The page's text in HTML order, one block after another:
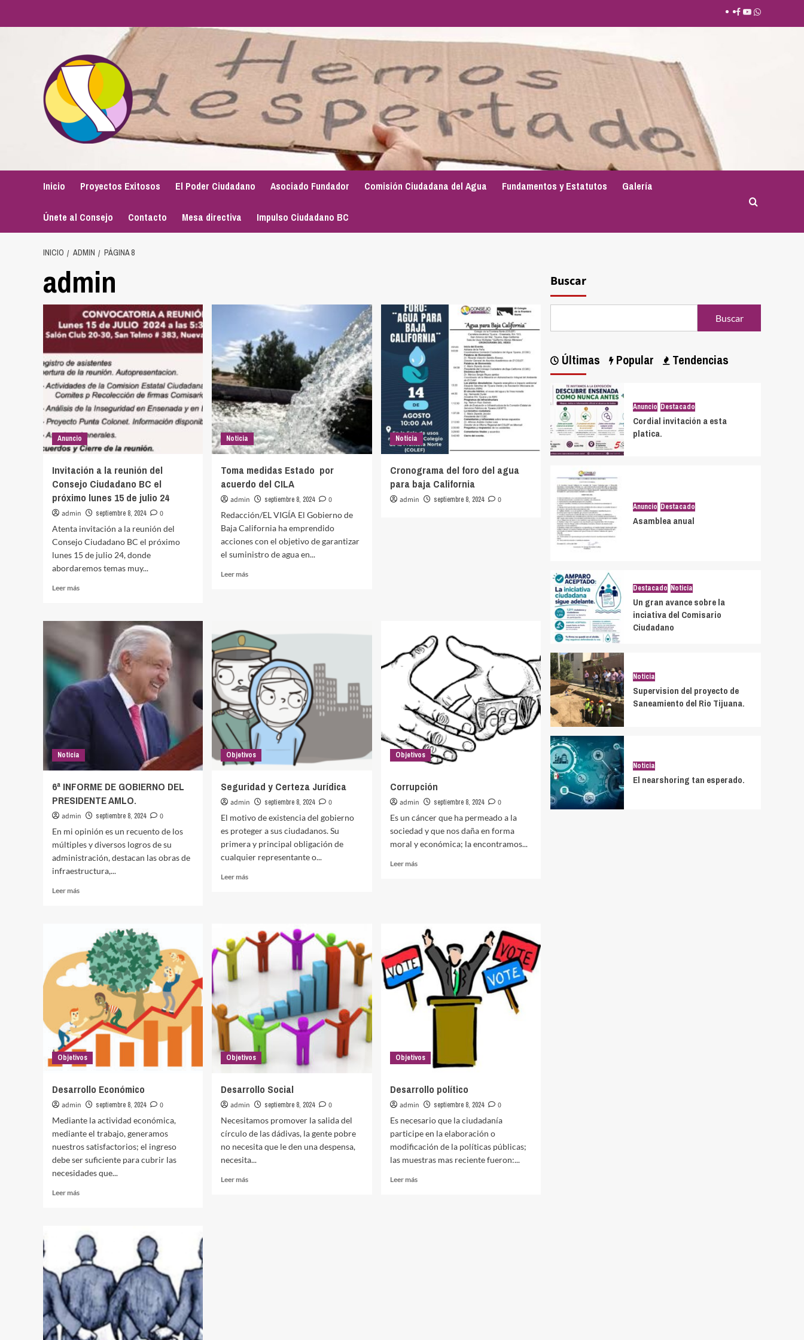
Facebook
Youtube
Whatsapp
Inicio Proyectos Exitosos El Poder Ciudadano Asociado Fundador Comisión Ciudadana del Agua Fundamentos y Estatutos Galería
Únete al Consejo Contacto Mesa directiva Impulso Ciudadano BC
INICIO ADMIN PÁGINA 8
admin
Anuncio
Invitación a la reunión del
Consejo Ciudadano BC el
próximo lunes 15 de julio 24
admin septiembre 8, 2024
0
Atenta invitación a la reunión del
Consejo Ciudadano BC el próximo
lunes 15 de julio 24, donde
abordaremos temas muy...
Leer másLeer
Invitación
Consejo
Ciudadano
julio
Noticia
Toma medidas Estado por
acuerdo del CILA
admin septiembre 8, 2024
0
Redacción/EL VIGÍA El Gobierno de
Baja California ha emprendido
acciones con el objetivo de garantizar
el suministro de agua en...
Leer másLeer
Estado
por
acuerdo
del
CILA
Noticia
Cronograma del foro del agua
para baja California
admin septiembre 8, 2024 0
Noticia
6ª INFORME DE GOBIERNO DEL
PRESIDENTE AMLO.
admin septiembre 8, 2024
0
En mi opinión es un recuento de los
múltiples y diversos logros de su
administración, destacan las obras de
infraestructura,...
Leer másLeer
INFORME
GOBIERNO
DEL
PRESIDENTE
AMLO.
Objetivos
Seguridad y Certeza Jurídica
admin septiembre 8, 2024
0
El motivo de existencia del gobierno
es proteger a sus ciudadanos. Su
primera y principal obligación de
cualquier representante o...
Leer másLeer
Certeza
Jurídica
Objetivos
Corrupción
admin septiembre 8, 2024
0
Es un cáncer que ha permeado a la
sociedad y que nos daña en forma
moral y económica; la encontramos...
Leer másLeer
Objetivos
Desarrollo Económico
admin septiembre 8, 2024
0
Mediante la actividad económica,
mediante el trabajo, generamos
nuestros satisfactorios; el ingreso
debe ser suficiente para cubrir las
necesidades que...
Leer másLeer
Económico
Objetivos
Desarrollo Social
admin septiembre 8, 2024
0
Necesitamos promover la salida del
círculo de las dádivas, la gente pobre
no necesita que le den una despensa,
necesita...
Leer másLeer
Objetivos
Desarrollo político
admin septiembre 8, 2024
0
Es necesario que la ciudadanía
participe en la elaboración o
modificación de la políticas públicas;
las muestras mas reciente fueron:...
Leer másLeer
Buscar
Buscar
Últimas Popular Tendencias
Anuncio Destacado
Cordial invitación a esta
platica.
Anuncio Destacado
Asamblea anual
Destacado Noticia
Un gran avance sobre la
inciativa del Comisario
Ciudadano
Noticia
Supervision del proyecto de
Saneamiento del Rio Tijuana.
Noticia
El nearshoring tan esperado.